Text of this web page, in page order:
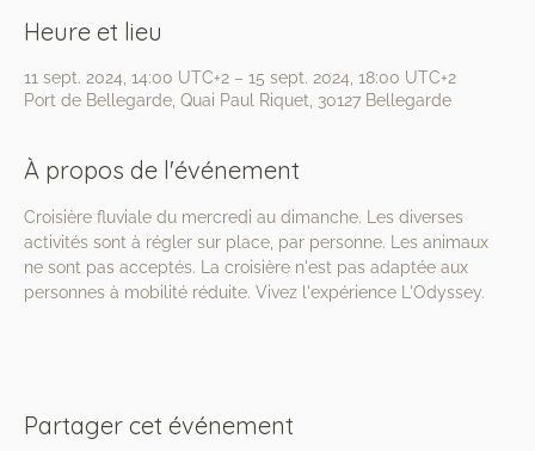
Heure et lieu
11 sept. 2024, 14:00 UTC+2 – 15 sept. 2024, 18:00 UTC+2
Port de Bellegarde, Quai Paul Riquet, 30127 Bellegarde
À propos de l'événement
Croisière fluviale du mercredi au dimanche. Les diverses
activités sont à régler sur place, par personne. Les animaux
ne sont pas acceptés. La croisière n'est pas adaptée aux
personnes à mobilité réduite. Vivez l'expérience L'Odyssey.
Partager cet événement